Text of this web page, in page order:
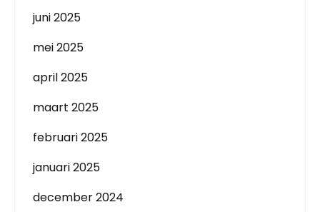
juni 2025
mei 2025
april 2025
maart 2025
februari 2025
januari 2025
december 2024